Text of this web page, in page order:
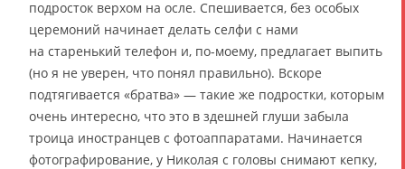
подросток верхом на осле. Спешивается, без особых
церемоний начинает делать селфи с нами
на старенький телефон и, по-моему, предлагает выпить
(но я не уверен, что понял правильно). Вскоре
подтягивается «братва» — такие же подростки, которым
очень интересно, что это в здешней глуши забыла
троица иностранцев с фотоаппаратами. Начинается
фотографирование, у Николая с головы снимают кепку,